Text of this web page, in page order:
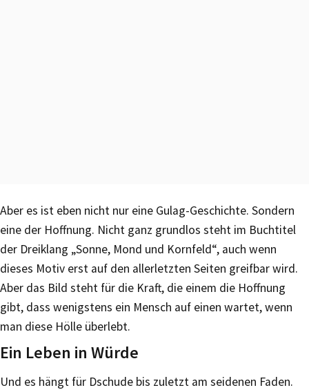
Aber es ist eben nicht nur eine Gulag-Geschichte. Sondern
eine der Hoffnung. Nicht ganz grundlos steht im Buchtitel
der Dreiklang „Sonne, Mond und Kornfeld“, auch wenn
dieses Motiv erst auf den allerletzten Seiten greifbar wird.
Aber das Bild steht für die Kraft, die einem die Hoffnung
gibt, dass wenigstens ein Mensch auf einen wartet, wenn
man diese Hölle überlebt.
Ein Leben in Würde
Und es hängt für Dschude bis zuletzt am seidenen Faden.